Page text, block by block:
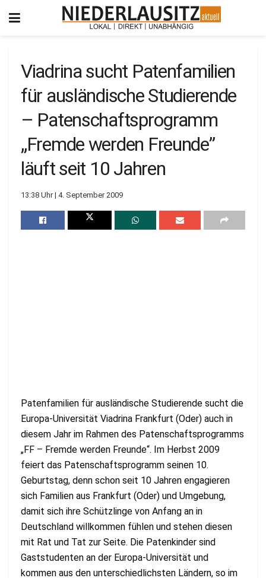
Viadrina sucht Patenfamilien
für ausländische Studierende
– Patenschaftsprogramm
„Fremde werden Freunde”
läuft seit 10 Jahren
13:38 Uhr | 4. September 2009
Patenfamilien für ausländische Studierende sucht die
Europa-Universität Viadrina Frankfurt (Oder) auch in
diesem Jahr im Rahmen des Patenschaftsprogramms
„FF – Fremde werden Freunde“. Im Herbst 2009
feiert das Patenschaftsprogramm seinen 10.
Geburtstag, denn schon seit 10 Jahren engagieren
sich Familien aus Frankfurt (Oder) und Umgebung,
damit sich ihre Schützlinge von Anfang an in
Deutschland willkommen fühlen und stehen diesen
mit Rat und Tat zur Seite. Die Patenkinder sind
Gaststudenten an der Europa-Universität und
kommen aus den unterschiedlichsten Ländern, so im